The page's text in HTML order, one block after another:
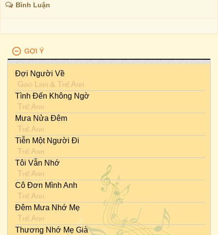
Bình Luận
GỢI Ý
Đợi Người Về
Giao Linh & Thế Anh
Tình Đến Không Ngờ
Thế Anh
Mưa Nửa Đêm
Thế Anh
Tiễn Một Người Đi
Thế Anh
Tôi Vẫn Nhớ
Thế Anh
Cô Đơn Mình Anh
Thế Anh
Đêm Mưa Nhớ Mẹ
Thế Anh
Thương Nhớ Mẹ Già